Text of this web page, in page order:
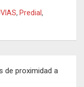
, Predial ,
de proximidad a